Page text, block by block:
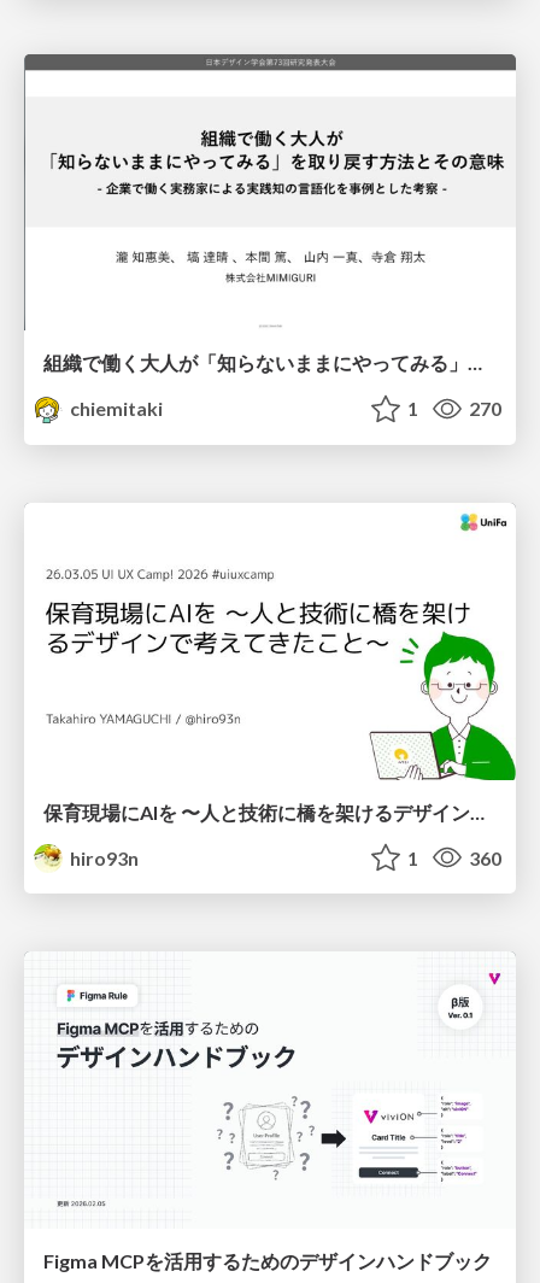
組織で働く大人が「知らないままにやってみる」を取り戻す方法とその意味〜企業で働く実務家による実践知の言語化を事例とした考察〜
chiemitaki
1 270
hiro93n
1 360
Figma MCPを活用するためのデザインハンドブック